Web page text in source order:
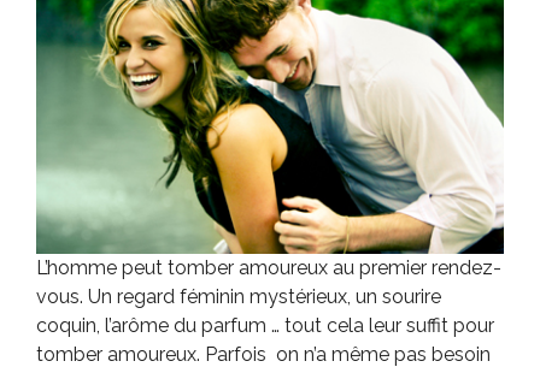
L’homme peut tomber amoureux au premier rendez-
vous. Un regard féminin mystérieux, un sourire
coquin, l’arôme du parfum … tout cela leur suffit pour
tomber amoureux. Parfois on n’a même pas besoin